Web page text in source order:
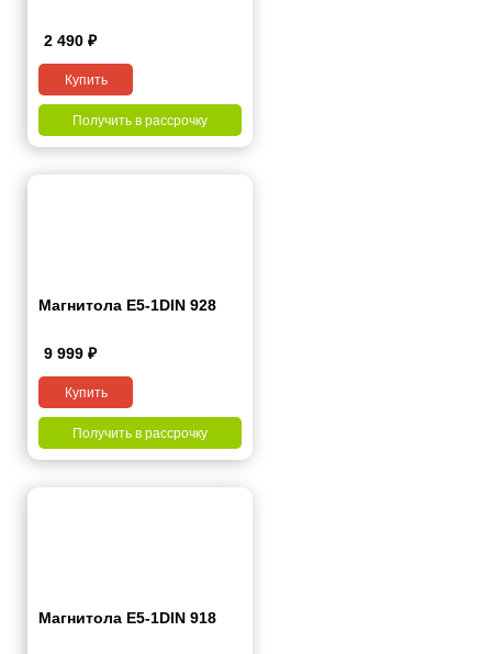
2 490 ₽
Купить
Получить в рассрочку
Магнитола E5-1DIN 928
9 999 ₽
Купить
Получить в рассрочку
Магнитола E5-1DIN 918